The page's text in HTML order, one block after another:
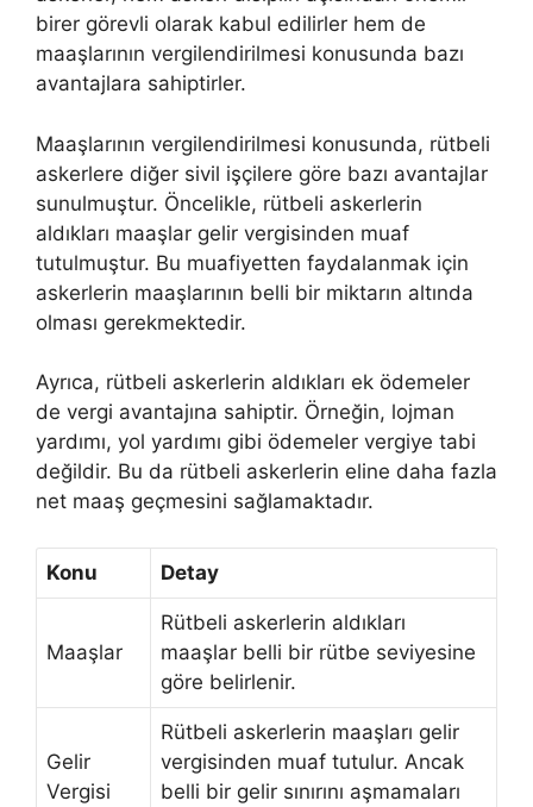
birer görevli olarak kabul edilirler hem de
maaşlarının vergilendirilmesi konusunda bazı
avantajlara sahiptirler.
Maaşlarının vergilendirilmesi konusunda, rütbeli
askerlere diğer sivil işçilere göre bazı avantajlar
sunulmuştur. Öncelikle, rütbeli askerlerin
aldıkları maaşlar gelir vergisinden muaf
tutulmuştur. Bu muafiyetten faydalanmak için
askerlerin maaşlarının belli bir miktarın altında
olması gerekmektedir.
Ayrıca, rütbeli askerlerin aldıkları ek ödemeler
de vergi avantajına sahiptir. Örneğin, lojman
yardımı, yol yardımı gibi ödemeler vergiye tabi
değildir. Bu da rütbeli askerlerin eline daha fazla
net maaş geçmesini sağlamaktadır.
Konu Detay
Maaşlar
Rütbeli askerlerin aldıkları
maaşlar belli bir rütbe seviyesine
göre belirlenir.
Gelir
Vergisi
Rütbeli askerlerin maaşları gelir
vergisinden muaf tutulur. Ancak
belli bir gelir sınırını aşmamaları